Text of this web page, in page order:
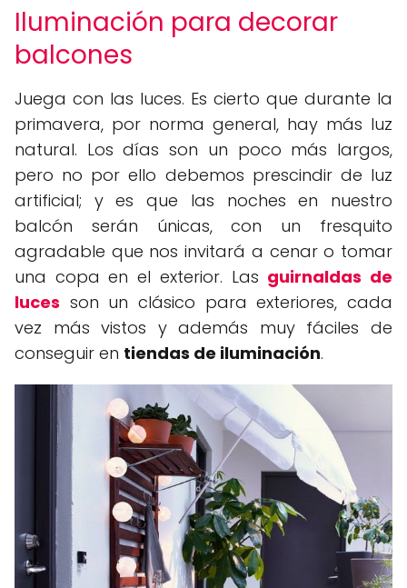
Iluminación para decorar
balcones
Juega con las luces. Es cierto que durante la
primavera, por norma general, hay más luz
natural. Los días son un poco más largos,
pero no por ello debemos prescindir de luz
artificial; y es que las noches en nuestro
balcón serán únicas, con un fresquito
agradable que nos invitará a cenar o tomar
una copa en el exterior. Las guirnaldas de
luces son un clásico para exteriores, cada
vez más vistos y además muy fáciles de
conseguir en tiendas de iluminación.